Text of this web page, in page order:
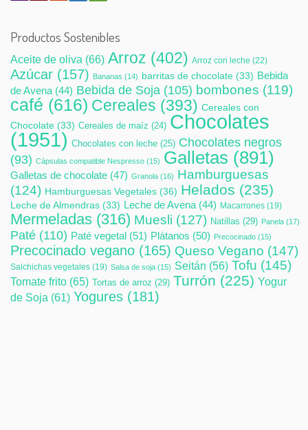
Productos Sostenibles
Aceite de oliva (66) Arroz (402) Arroz con leche (22)
Azúcar (157) Bananas (14) barritas de chocolate (33) Bebida
de Avena(44) Bebida de Soja (105) bombones (119)
café (616) Cereales (393) Cereales con
Chocolate (33) Cereales de maíz (24) Chocolates
(1951) Chocolates con leche (25) Chocolates negros
(93) Cápsulas compatible Nespresso (15) Galletas (891)
Galletas de chocolate (47) Granola (16) Hamburguesas
(124) Hamburguesas Vegetales (36) Helados (235)
Leche de Almendras (33) Leche de Avena(44) Macarrones (19)
Mermeladas (316) Muesli (127) Natillas (29) Panela (17)
Paté (110) Paté vegetal (51) Plátanos (50) Precocinado (15)
Precocinado vegano (165) Queso Vegano (147)
Salchichas vegetales (19) Salsa de soja (15) Seitán (56) Tofu (145)
Tomate frito (65) Tortas de arroz (29) Turrón (225) Yogur
de Soja (61) Yogures (181)